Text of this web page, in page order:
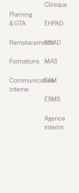
Planning
& GTA
Remplacements
Formations
Communication
interne
Clinique
EHPAD
SSIAD
MAS
FAM
ESMS
Agence
intérim